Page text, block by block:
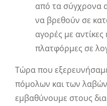
από τα σύγχρονα
να βρεθούν σε
αγορές με αντίκες
πλατφόρμες σε
Τώρα που
πόμολων και των
εμβαθύνουμε στους